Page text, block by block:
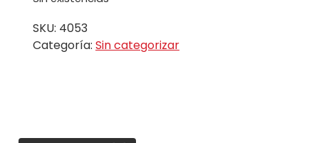
SKU: 4053
Categoría: Sin categorizar